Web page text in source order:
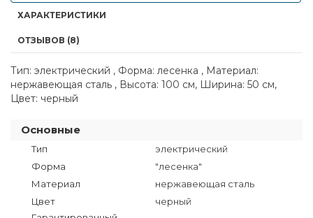
ХАРАКТЕРИСТИКИ
ОТЗЫВОВ (8)
Тип: электрический , Форма: лесенка , Материал:
нержавеющая сталь , Высота: 100 см, Ширина: 50 см,
Цвет: черный
Основные
Тип
электрический
Форма
"лесенка"
Материал
нержавеющая сталь
Цвет
черный